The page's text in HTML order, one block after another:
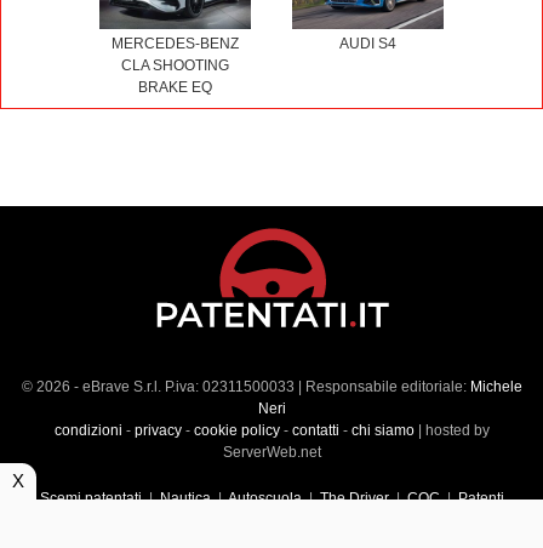
MERCEDES-BENZ
CLA SHOOTING
BRAKE EQ
AUDI S4
© 2026 - eBrave S.r.l. P.iva: 02311500033 | Responsabile editoriale: Michele
Neri
condizioni - privacy- cookie policy- contatti - chi siamo| hosted by
ServerWeb.net
Scemi patentati|Nautica|Autoscuola|The Driver|CQC|Patenti
X